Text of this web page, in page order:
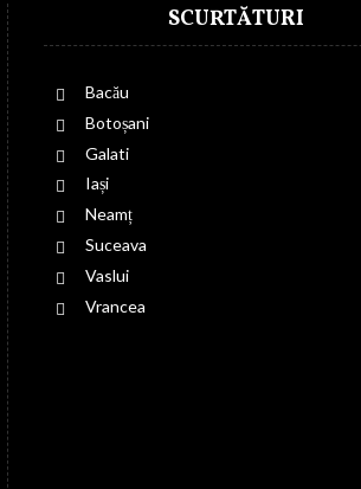
SCURTĂTURI
Bacău
Botoșani
Galati
Iași
Neamț
Suceava
Vaslui
Vrancea